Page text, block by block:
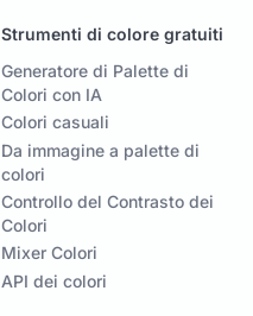
Strumenti di colore gratuiti
Generatore di Palette di
Colori con IA
Colori casuali
Da immagine a palette di
colori
Controllo del Contrasto dei
Colori
Mixer Colori
API dei colori